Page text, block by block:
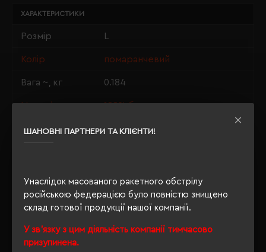
ШАНОВНІ ПАРТНЕРИ ТА КЛІЄНТИ!
Унаслідок масованого ракетного обстрілу
російською федерацією було повністю знищено
склад готової продукції нашої компанії.
У зв'язку з цим діяльність компанії тимчасово
призупинена.
ХАРАКТЕРИСТИКИ
Розмір
Колір помаранчевий
Вага ~, кг 0.184
Матеріали 100% бавовна
Стать унісекс
Щільність 190 г/м²
Крій прямий
Розпакування
упаковки